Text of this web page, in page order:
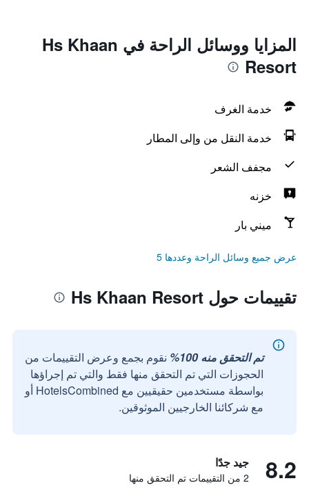
المزايا ووسائل الراحة في Hs Khaan
Resort
خدمة الغرف
خدمة النقل من وإلى المطار
مجفف الشعر
خزنه
ميني بار
عرض جميع وسائل الراحة وعددها 5
تقييمات حول Hs Khaan Resort
تم التحقق منه 100%
نقوم بجمع وعرض التقييمات من
الحجوزات التي تم التحقق منها فقط والتي تم إجراؤها
بواسطة مستخدمين حقيقيين مع HotelsCombined أو
مع شركائنا الخارجيين الموثوقين.
8.2 جيد جدًا
2 من التقييمات تم التحقق منها